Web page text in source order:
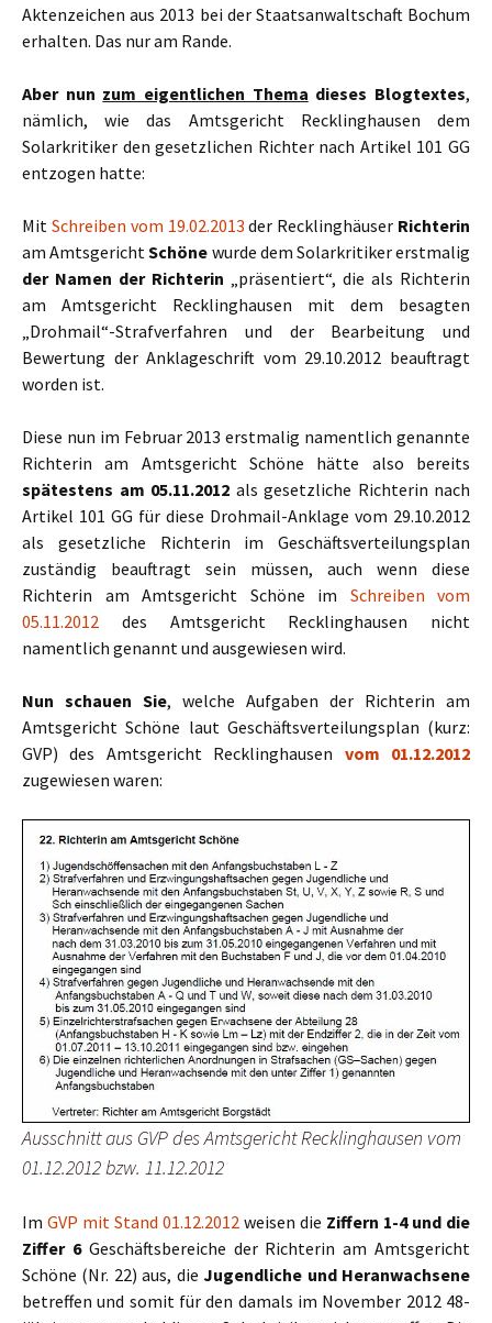
Aktenzeichen aus 2013 bei der Staatsanwaltschaft Bochum
erhalten. Das nur am Rande.
Aber nun zum eigentlichen Thema dieses Blogtextes,
nämlich, wie das Amtsgericht Recklinghausen dem
Solarkritiker den gesetzlichen Richter nach Artikel 101 GG
entzogen hatte:
Mit Schreiben vom 19.02.2013 der Recklinghäuser Richterin
am AmtsgerichtSchöne wurde dem Solarkritiker erstmalig
der Namen der Richterin „präsentiert“, die als Richterin
am Amtsgericht Recklinghausen mit dem besagten
„Drohmail“-Strafverfahren und der Bearbeitung und
Bewertung der Anklageschrift vom 29.10.2012 beauftragt
worden ist.
Diese nun im Februar 2013 erstmalig namentlich genannte
Richterin am Amtsgericht Schöne hätte also bereits
spätestens am 05.11.2012 als gesetzliche Richterin nach
Artikel 101 GG für diese Drohmail-Anklage vom 29.10.2012
als gesetzliche Richterin im Geschäftsverteilungsplan
zuständig beauftragt sein müssen, auch wenn diese
Richterin am Amtsgericht Schöne im Schreiben vom
05.11.2012 des Amtsgericht Recklinghausen nicht
namentlich genannt und ausgewiesen wird.
Nun schauen Sie, welche Aufgaben der Richterin am
Amtsgericht Schöne laut Geschäftsverteilungsplan (kurz:
GVP) des Amtsgericht Recklinghausen vom 01.12.2012
zugewiesen waren:
Ausschnitt aus GVP des Amtsgericht Recklinghausen vom
01.12.2012 bzw. 11.12.2012
Im GVP mit Stand 01.12.2012 weisen die Ziffern 1-4 und die
Ziffer 6Geschäftsbereiche der Richterin am Amtsgericht
Schöne (Nr. 22) aus, dieJugendliche und Heranwachsene
betreffen und somit für den damals im November 2012 48-